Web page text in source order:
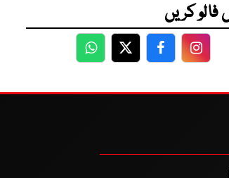
کریں
WhatsApp
TwitterFacebook